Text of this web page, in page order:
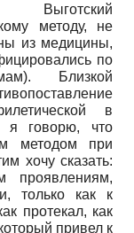
методу, не
из медицины,
по
Близкой
в
я говорю, что
методом при
хочу сказать:
только как к
протекал, как
привел к